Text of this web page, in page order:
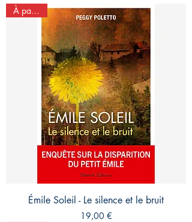
À paraître
Émile Soleil - Le silence et le bruit
Prix
19,00 €